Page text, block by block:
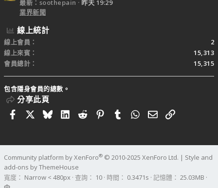
最新：soothepain
昨天 19:29
業界新聞
線上統計
線上會員
2
線上來賓
15,313
會員總計
15,315
包含隱身會員的總數。
分享此頁
FacebookBlueskyLinkedIn
RedditPinterestTumblrWhatsApp
電子郵件
連結
Community platform by XenForo® © 2010-2025 XenForo Ltd. | Style and
add-ons by ThemeHouse
寬度
查詢 10 時間 0.3471s 記憶體 25.03MB